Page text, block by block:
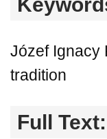
Józef Ignacy
tradition
Full Text: